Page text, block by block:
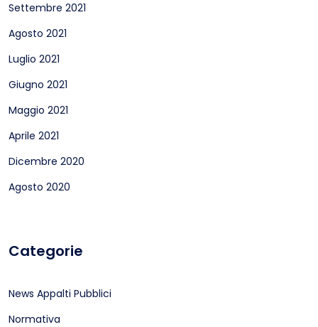
Settembre 2021
Agosto 2021
Luglio 2021
Giugno 2021
Maggio 2021
Aprile 2021
Dicembre 2020
Agosto 2020
Categorie
News Appalti Pubblici
Normativa